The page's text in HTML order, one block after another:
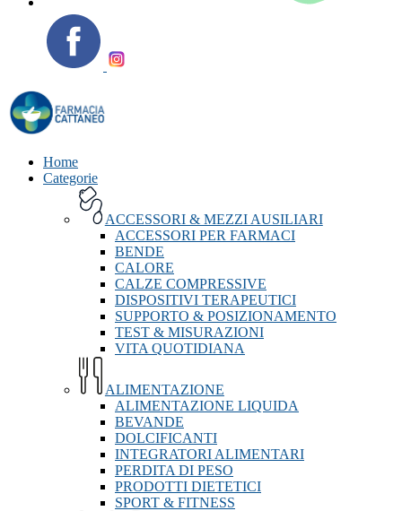
Home
Categorie
ACCESSORI & MEZZI AUSILIARI
ACCESSORI PER FARMACI
BENDE
CALORE
CALZE COMPRESSIVE
DISPOSITIVI TERAPEUTICI
SUPPORTO & POSIZIONAMENTO
TEST & MISURAZIONI
VITA QUOTIDIANA
ALIMENTAZIONE
ALIMENTAZIONE LIQUIDA
BEVANDE
DOLCIFICANTI
INTEGRATORI ALIMENTARI
PERDITA DI PESO
PRODOTTI DIETETICI
SPORT & FITNESS